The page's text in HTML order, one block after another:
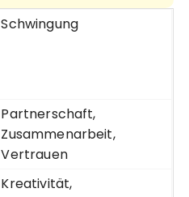
Schwingung
Partnerschaft,
Zusammenarbeit,
Vertrauen
Kreativität,